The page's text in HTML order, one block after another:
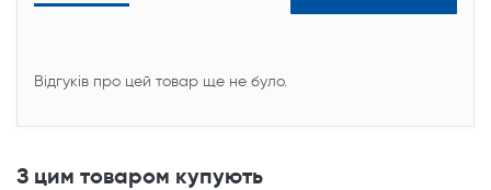
Відгуків про цей товар ще не було.
З цим товаром купують